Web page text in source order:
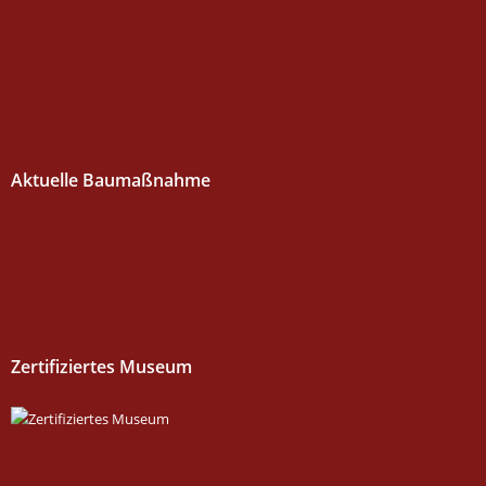
Aktuelle Baumaßnahme
Zertifiziertes Museum